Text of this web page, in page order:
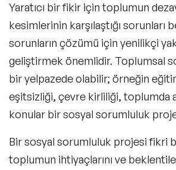
Yaratıcı bir fikir için toplumun
kesimlerinin karşılaştığı sorunları
sorunların çözümü için yenilikçi
geliştirmek önemlidir. Toplumsal
bir yelpazede olabilir; örneğin
eşitsizliği, çevre kirliliği, toplumda
konular bir sosyal sorumluluk
Bir sosyal sorumluluk projesi fikri
toplumun ihtiyaçlarını ve